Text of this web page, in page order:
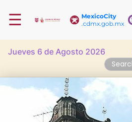
MexicoCity
.cdmx.gob.mx
☰
Jueves 6 de Agosto 2026